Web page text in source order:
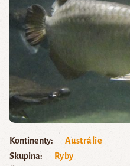
Kontinenty
Austrálie
Skupina
Ryby